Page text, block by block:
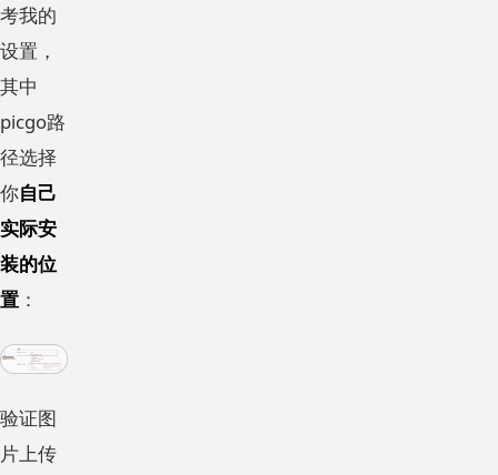
考我的
设置，
其中
picgo路
径选择
你自己
实际安
装的位
置 ：
验证图
片上传